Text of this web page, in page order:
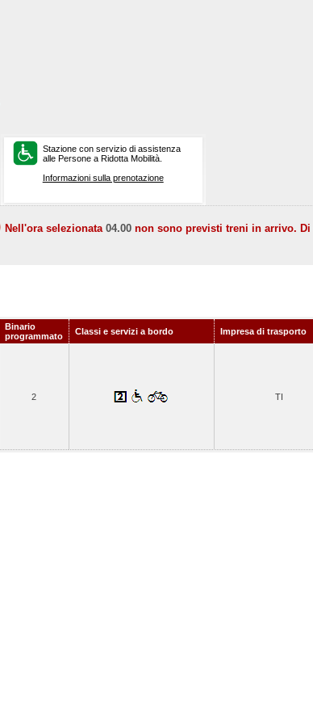
Stazione con servizio di assistenza
alle Persone a Ridotta Mobilità.
Informazioni sulla prenotazione
Nell'ora selezionata 04.00 non sono previsti treni in arrivo.
Binario
programmato
Classi e servizi a bordo Impresa di trasporto
2 TI